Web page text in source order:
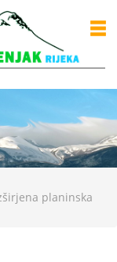
planinska